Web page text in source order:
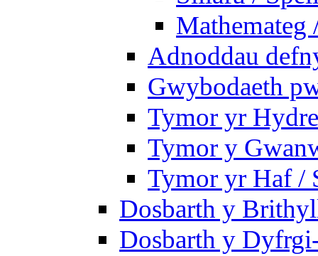
Mathemateg
Adnoddau
Gwybodaeth
Tymor yr
Tymor y
Tymor yr Haf /
Dosbarth y
Dosbarth y